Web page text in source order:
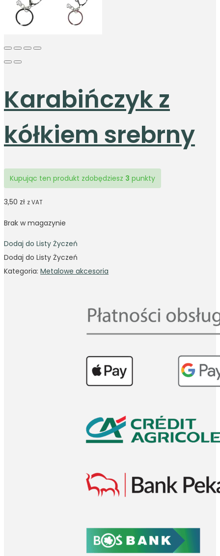
Karabińczyk z
kółkiem srebrny
Kupując ten produkt zdobędziesz 3 punkty
3,50 zł z VAT
Brak w magazynie
Dodaj do Listy Życzeń
Dodaj do Listy Życzeń
Kategoria: Metalowe akcesoria